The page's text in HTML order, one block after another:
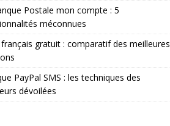
Postale mon compte : 5
méconnues
gratuit : comparatif des meilleures
PayPal SMS : les techniques des
dévoilées